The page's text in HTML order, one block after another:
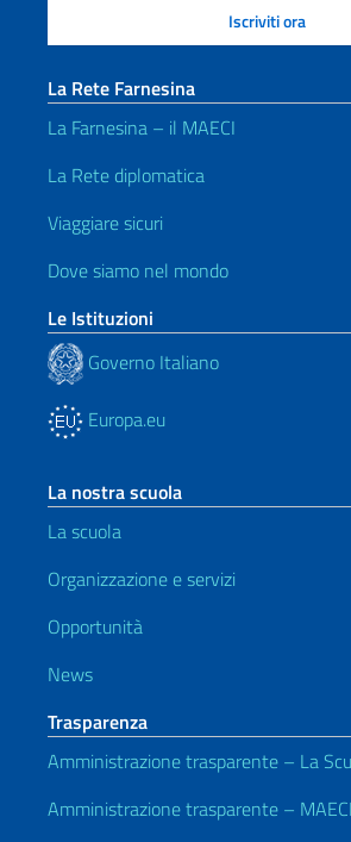
La Rete Farnesina
La Farnesina – il MAECI
La Rete diplomatica
Viaggiare sicuri
Dove siamo nel mondo
Le Istituzioni
Governo Italiano
Europa.eu
La nostra scuola
La scuola
Organizzazione e servizi
Opportunità
News
Trasparenza
Amministrazione trasparente – La
Amministrazione trasparente – MAECI